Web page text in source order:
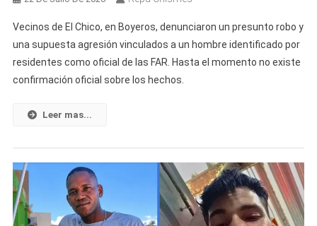
Vecinos de El Chico, en Boyeros, denunciaron un presunto robo y
una supuesta agresión vinculados a un hombre identificado por
residentes como oficial de las FAR. Hasta el momento no existe
confirmación oficial sobre los hechos.
Leer mas...